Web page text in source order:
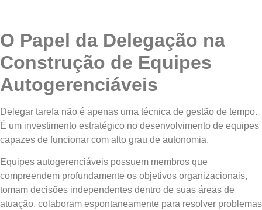
O Papel da Delegação na
Construção de Equipes
Autogerenciáveis
Delegar tarefa não é apenas uma técnica de gestão de tempo.
É um investimento estratégico no desenvolvimento de equipes
capazes de funcionar com alto grau de autonomia.
Equipes autogerenciáveis possuem membros que
compreendem profundamente os objetivos organizacionais,
tomam decisões independentes dentro de suas áreas de
atuação, colaboram espontaneamente para resolver problemas